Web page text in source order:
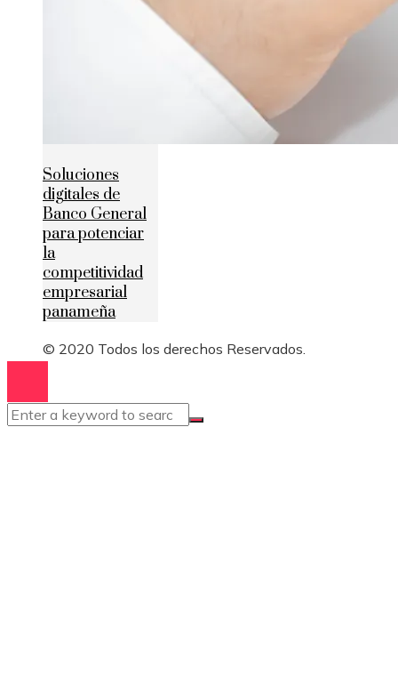
Soluciones
digitales de
Banco General
para potenciar
la
competitividad
empresarial
panameña
© 2020 Todos los derechos Reservados.